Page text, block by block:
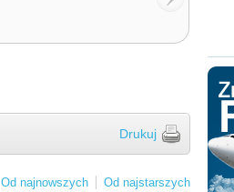
Drukuj
Od najnowszych Od najstarszych